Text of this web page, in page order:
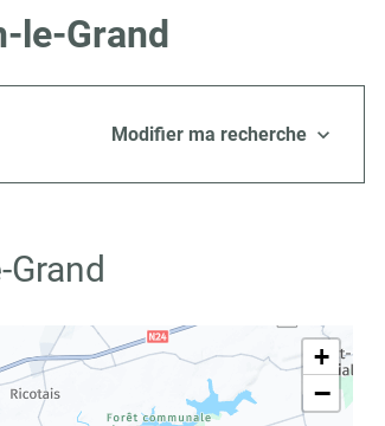
le-Grand
Modifier ma recherche
+
−